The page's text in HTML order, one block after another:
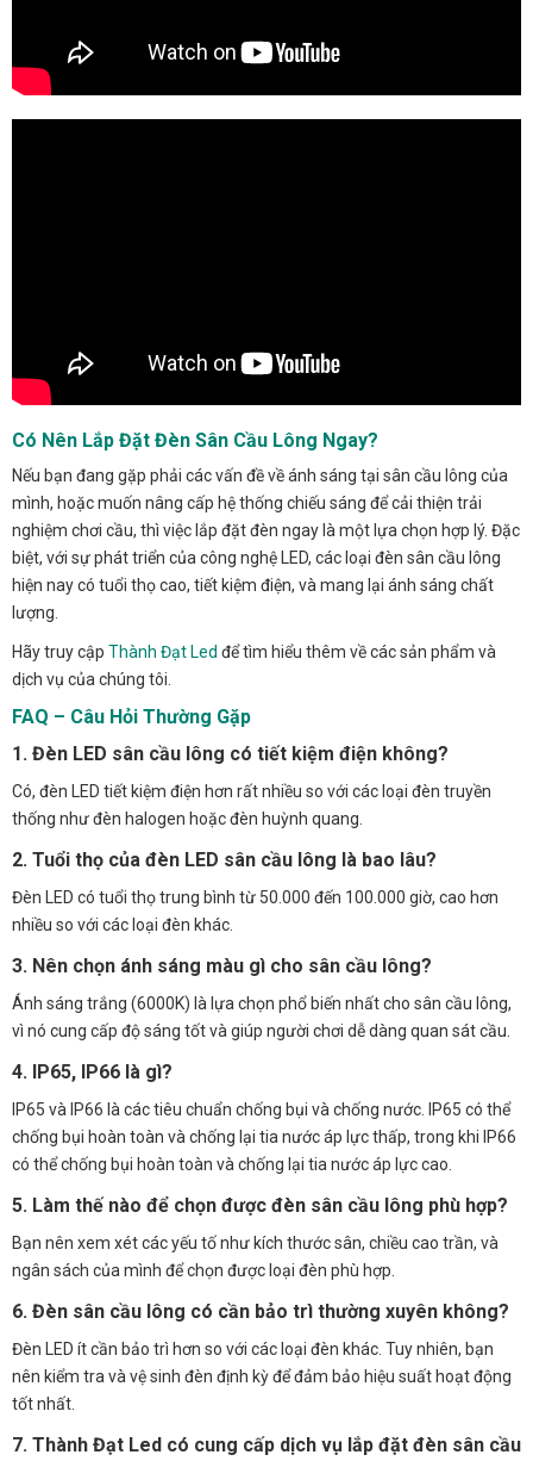
Có Nên Lắp Đặt Đèn Sân Cầu Lông Ngay?
Nếu bạn đang gặp phải các vấn đề về ánh sáng tại sân cầu lông của
mình, hoặc muốn nâng cấp hệ thống chiếu sáng để cải thiện trải
nghiệm chơi cầu, thì việc lắp đặt đèn ngay là một lựa chọn hợp lý. Đặc
biệt, với sự phát triển của công nghệ LED, các loại đèn sân cầu lông
hiện nay có tuổi thọ cao, tiết kiệm điện, và mang lại ánh sáng chất
lượng.
Hãy truy cập Thành Đạt Led để tìm hiểu thêm về các sản phẩm và
dịch vụ của chúng tôi.
FAQ – Câu Hỏi Thường Gặp
1. Đèn LED sân cầu lông có tiết kiệm điện không?
Có, đèn LED tiết kiệm điện hơn rất nhiều so với các loại đèn truyền
thống như đèn halogen hoặc đèn huỳnh quang.
2. Tuổi thọ của đèn LED sân cầu lông là bao lâu?
Đèn LED có tuổi thọ trung bình từ 50.000 đến 100.000 giờ, cao hơn
nhiều so với các loại đèn khác.
3. Nên chọn ánh sáng màu gì cho sân cầu lông?
Ánh sáng trắng (6000K) là lựa chọn phổ biến nhất cho sân cầu lông,
vì nó cung cấp độ sáng tốt và giúp người chơi dễ dàng quan sát cầu.
4. IP65, IP66 là gì?
IP65 và IP66 là các tiêu chuẩn chống bụi và chống nước. IP65 có thể
chống bụi hoàn toàn và chống lại tia nước áp lực thấp, trong khi IP66
có thể chống bụi hoàn toàn và chống lại tia nước áp lực cao.
5. Làm thế nào để chọn được đèn sân cầu lông phù hợp?
Bạn nên xem xét các yếu tố như kích thước sân, chiều cao trần, và
ngân sách của mình để chọn được loại đèn phù hợp.
6. Đèn sân cầu lông có cần bảo trì thường xuyên không?
Đèn LED ít cần bảo trì hơn so với các loại đèn khác. Tuy nhiên, bạn
nên kiểm tra và vệ sinh đèn định kỳ để đảm bảo hiệu suất hoạt động
tốt nhất.
7. Thành Đạt Led có cung cấp dịch vụ lắp đặt đèn sân cầu